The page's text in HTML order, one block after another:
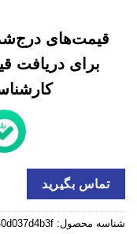
قیمت‌های
برای دریافت
تماس بگیرید
شناسه محصول: